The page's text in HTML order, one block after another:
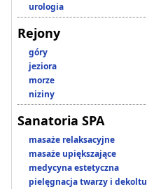
urologia
Rejony
góry
jeziora
morze
niziny
Sanatoria SPA
masaże relaksacyjne
masaże upiększające
medycyna estetyczna
pielęgnacja twarzy i dekoltu